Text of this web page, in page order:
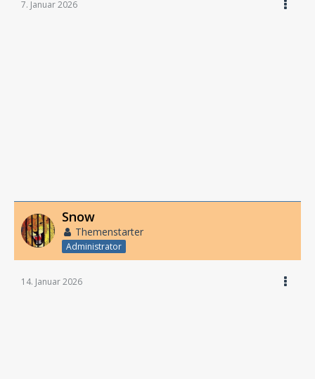
7. Januar 2026
Snow
Themenstarter
Administrator
14. Januar 2026